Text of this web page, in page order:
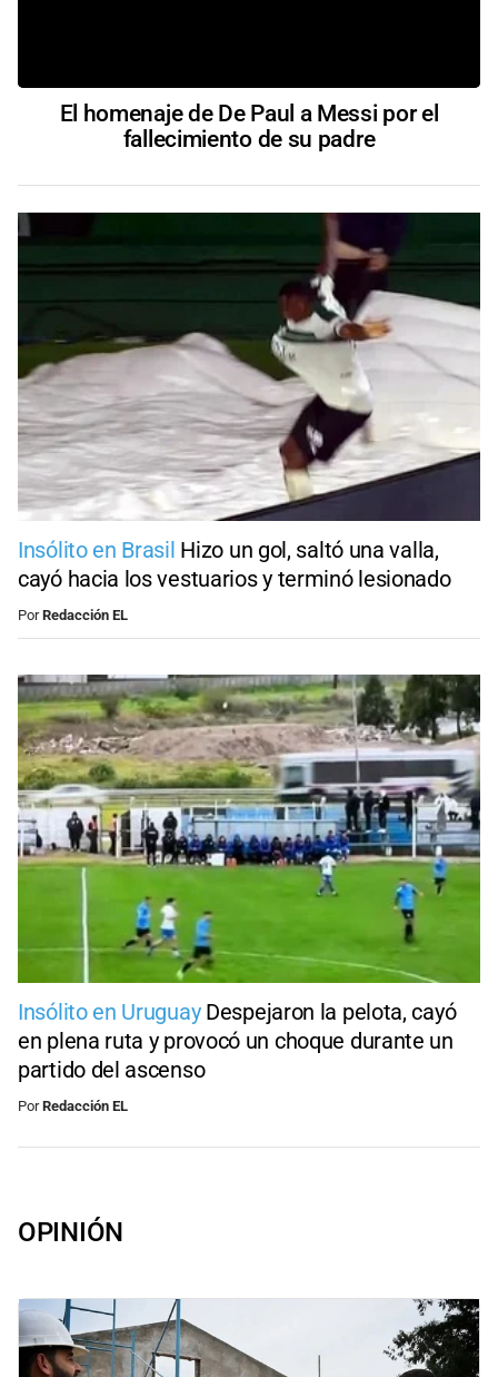
El homenaje de De Paul a Messi por el
fallecimiento de su padre
Insólito en Brasil Hizo un gol, saltó una valla,
cayó hacia los vestuarios y terminó lesionado
PorRedacción EL
Insólito en Uruguay Despejaron la pelota, cayó
en plena ruta y provocó un choque durante un
partido del ascenso
PorRedacción EL
OPINIÓN